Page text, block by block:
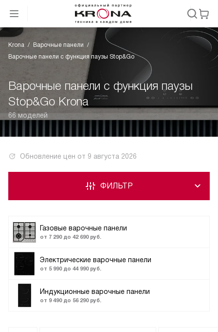
Krona
Варочные панели
Варочные панели с функция паузы Stop&Go
Варочные панели с функция паузы
Stop&Go Krona
66 моделей
Обновление цен от 9 августа 2026
Газовые варочные панели
от 7 290 до 42 690 руб.
Электрические варочные панели
от 5 990 до 44 990 руб.
Индукционные варочные панели
от 9 490 до 56 290 руб.
ФИЛЬТР